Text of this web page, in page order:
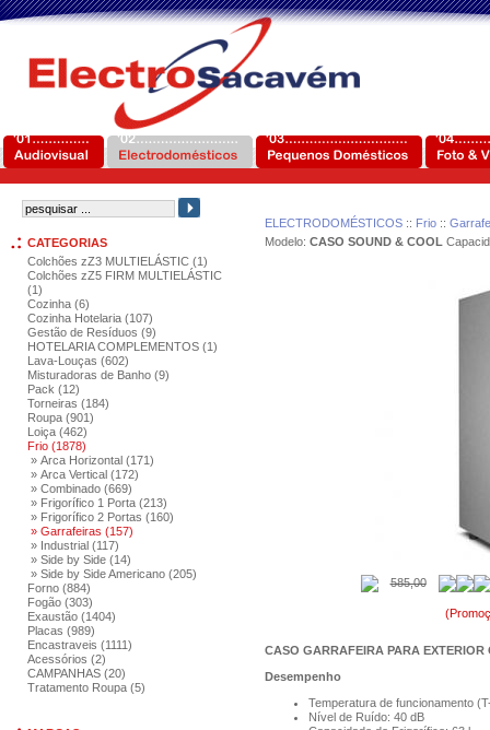
CATEGORIAS
Colchões zZ3 MULTIELÁSTIC (1)
Colchões zZ5 FIRM MULTIELÁSTIC
(1)
Cozinha (6)
Cozinha Hotelaria (107)
Gestão de Resíduos (9)
HOTELARIA COMPLEMENTOS (1)
Lava-Louças (602)
Misturadoras de Banho (9)
Pack (12)
Torneiras (184)
Roupa (901)
Loiça (462)
Frio (1878)
» Arca Horizontal (171)
» Arca Vertical (172)
» Combinado (669)
» Frigorífico 1 Porta (213)
» Frigorífico 2 Portas (160)
» Garrafeiras (157)
» Industrial (117)
» Side by Side (14)
» Side by Side Americano (205)
Forno (884)
Fogão (303)
Exaustão (1404)
Placas (989)
Encastraveis (1111)
Acessórios (2)
CAMPANHAS (20)
Tratamento Roupa (5)
ELECTRODOMÉSTICOS:: Frio::
Modelo: CASO SOUND & COOL
585,00
CASO GARRAFEIRA PARA EXTERIOR
Desempenho
Temperatura de funcionamento
Nível de Ruído: 40 dB